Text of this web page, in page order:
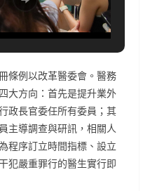
條例以改革醫委會。醫務
大方向：首先是提升業外
政長官委任所有委員；其
主導調查與研訊，相關人
程序訂立時間指標、設立
犯嚴重罪行的醫生實行即